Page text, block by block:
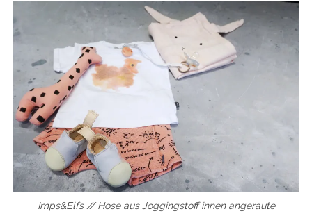
Imps&Elfs // Hose aus Joggingstoff innen angeraute